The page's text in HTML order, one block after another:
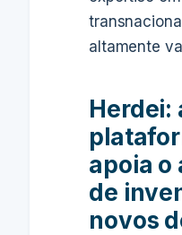
altamente
Herdei:
apoia o
de
novos